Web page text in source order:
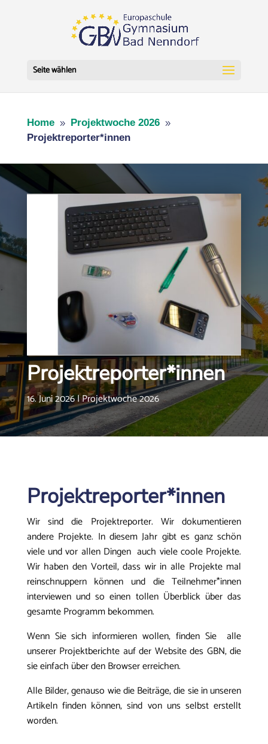
Seite wählen
Home 9 Projektwoche 2026 9
Projektreporter*innen
Projektreporter*innen
16. Juni 2026|Projektwoche 2026
Projektreporter*innen
Wir sind die Projektreporter. Wir dokumentieren
andere Projekte. In diesem Jahr gibt es ganz schön
viele und vor allen Dingen auch viele coole Projekte.
Wir haben den Vorteil, dass wir in alle Projekte mal
reinschnuppern können und die Teilnehmer*innen
interviewen und so einen tollen Überblick über das
gesamte Programm bekommen.
Wenn Sie sich informieren wollen, finden Sie alle
unserer Projektberichte auf der Website des GBN, die
sie einfach über den Browser erreichen.
Alle Bilder, genauso wie die Beiträge, die sie in unseren
Artikeln finden können, sind von uns selbst erstellt
worden.